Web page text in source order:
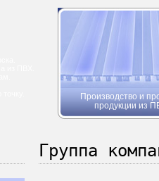
Производство и
продукции из
Группа